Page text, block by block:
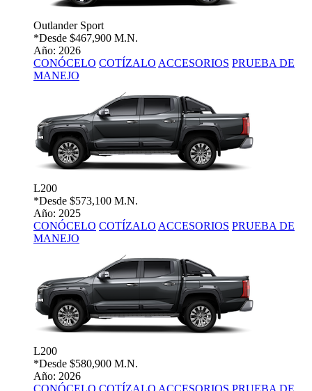
Outlander Sport
*Desde $467,900 M.N.
Año: 2026
CONÓCELO COTÍZALO ACCESORIOS PRUEBA DE
MANEJO
L200
*Desde $573,100 M.N.
Año: 2025
CONÓCELO COTÍZALO ACCESORIOS PRUEBA DE
MANEJO
L200
*Desde $580,900 M.N.
Año: 2026